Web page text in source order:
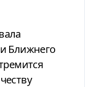
Ближнего